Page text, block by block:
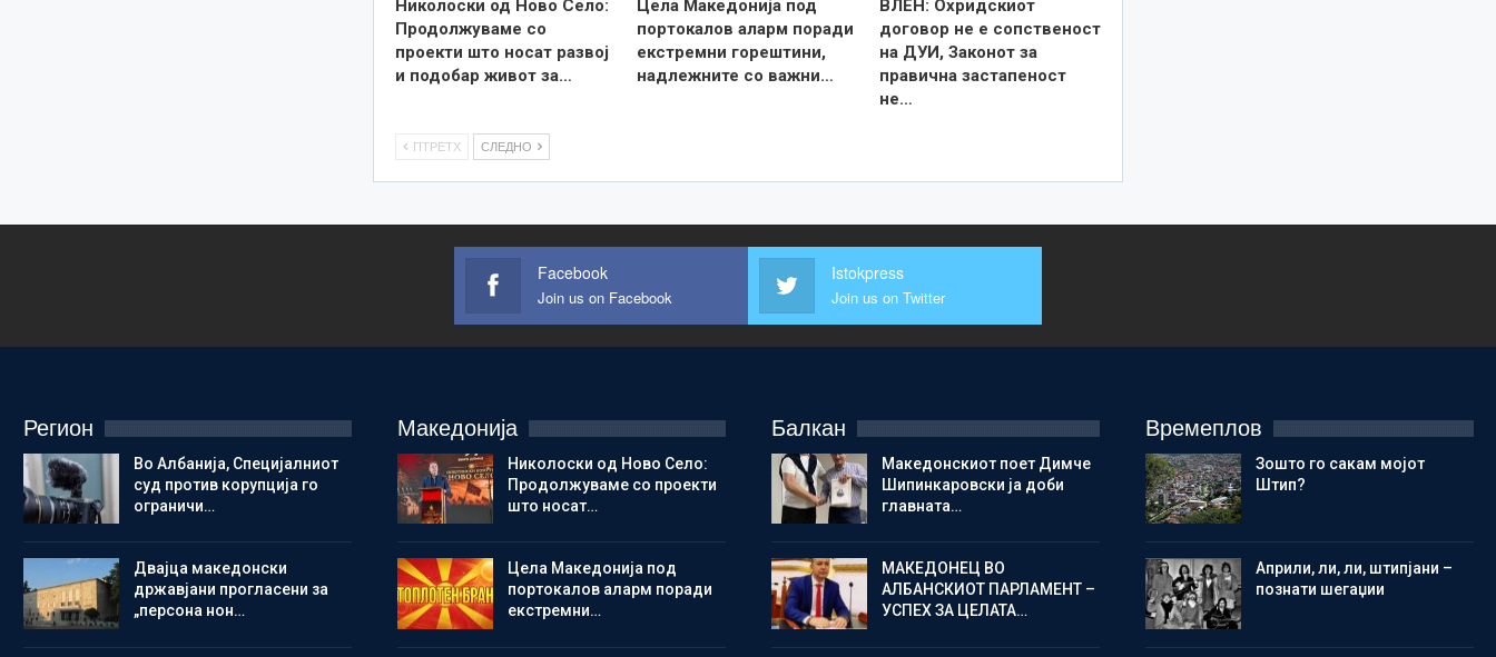
Николоски од Ново Село:
Продолжуваме со
проекти што носат развој
и подобар живот за…
Цела Македонија под
портокалов аларм поради
екстремни горештини,
надлежните со важни…
ВЛЕН: Охридскиот
договор не е сопственост
на ДУИ, Законот за
правична застапеност
не…
ПТРЕТХ СЛЕДНО
Facebook
Join us on Facebook
Istokpress
Join us on Twitter
Регион
Во Албанија, Специјалниот
суд против корупција го
ограничи…
Двајца македонски
државјани прогласени за
„персона нон…
Македонија
Николоски од Ново Село:
Продолжуваме со проекти
што носат…
Цела Македонија под
портокалов аларм поради
екстремни…
Балкан
Македонскиот поет Димче
Шипинкаровски ја доби
главната…
МАКЕДОНЕЦ ВО
АЛБАНСКИОТ ПАРЛАМЕНТ –
УСПЕХ ЗА ЦЕЛАТА…
Времеплов
Зошто го сакам мојот
Штип?
Aприли, ли, ли, штипјани –
познати шегаџии